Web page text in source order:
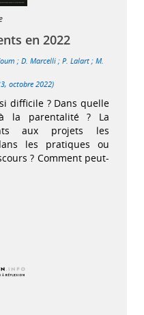
en 2022
; D. Marcelli ; P. Lalart ; M.
octobre 2022)
difficile ? Dans quelle
la parentalité ? La
aux projets les
les pratiques ou
? Comment peut-